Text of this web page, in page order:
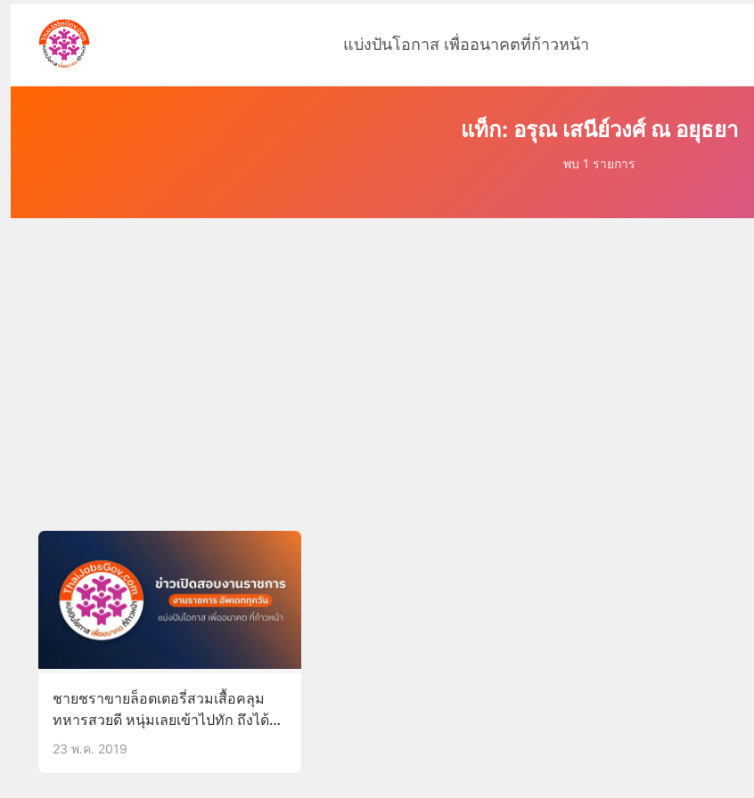
แบ่งปันโอกาส เพื่ออนาคตที่ก้าวหน้า
แท็ก: อรุณ เสนีย์วงศ์ ณ อยุธยา
พบ 1 รายการ
ชายชราขายล็อตเตอรี่สวมเสื้อคลุม
ทหารสวยดี หนุ่มเลยเข้าไปทัก ถึงได้รู้
ว่าคุณตาคนนี้คือวีรชนสงคราม
23 พ.ค. 2019